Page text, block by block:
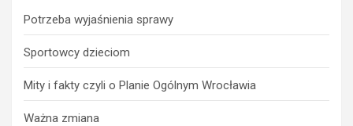
Potrzeba wyjaśnienia sprawy
Sportowcy dzieciom
Mity i fakty czyli o Planie Ogólnym Wrocławia
Ważna zmiana